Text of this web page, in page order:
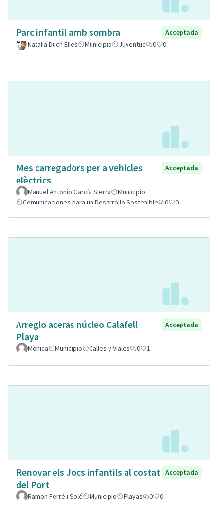
Parc infantil amb sombra
Acceptada
Natalia Duch Elies
Municipio Juventud 0 0
Mes carregadors per a vehicles
elèctrics
Acceptada
Manuel Antonio García Sierra
Municipio
Comunicaciones para un Desarrollo Sostenible
0 0
Arreglo aceras núcleo Calafell
Playa
Acceptada
Monica Municipio Calles y Viales 0 1
Renovar els Jocs infantils al costat
del Port
Acceptada
Ramon Ferré i Solé Municipio Playas 0 0